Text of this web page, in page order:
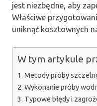
jest niezbędne, aby
Właściwe
uniknąć kosztownych
W tym artykule
Metody próby
Wykonanie próby
Typowe błędy i